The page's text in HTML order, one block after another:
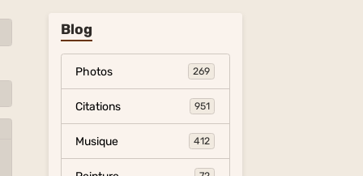
Blog
Photos 269
Citations 951
Musique 412